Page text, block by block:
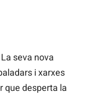
La seva nova
i xarxes
que desperta la